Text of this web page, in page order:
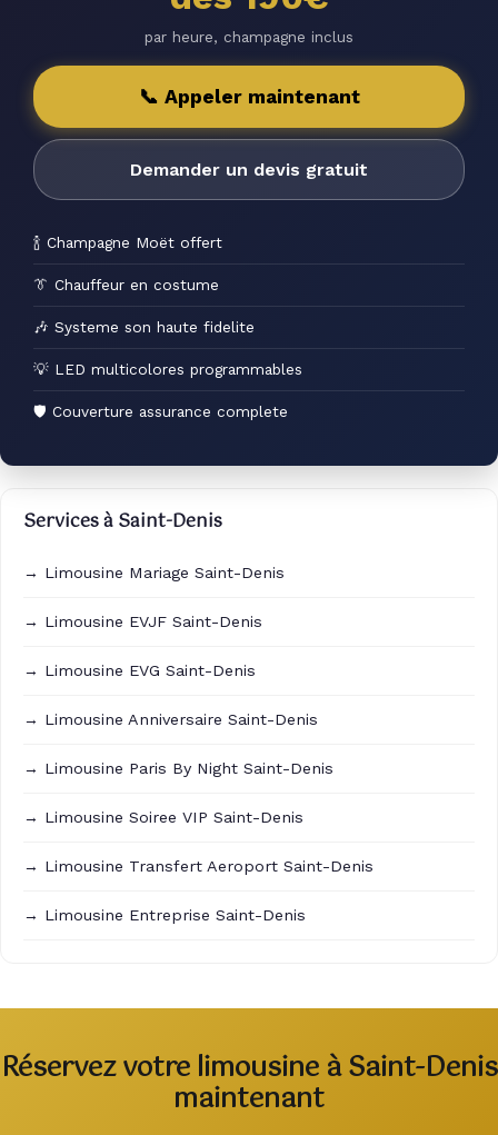
par heure, champagne inclus
📞 Appeler maintenant
Demander un devis gratuit
🍾 Champagne Moët offert
👔 Chauffeur en costume
🎶 Systeme son haute fidelite
💡 LED multicolores programmables
🛡 Couverture assurance complete
Services à Saint-Denis
→ Limousine Mariage Saint-Denis
→ Limousine EVJF Saint-Denis
→ Limousine EVG Saint-Denis
→ Limousine Anniversaire Saint-Denis
→ Limousine Paris By Night Saint-Denis
→ Limousine Soiree VIP Saint-Denis
→ Limousine Transfert Aeroport Saint-Denis
→ Limousine Entreprise Saint-Denis
Réservez votre limousine à Saint-Denis
maintenant